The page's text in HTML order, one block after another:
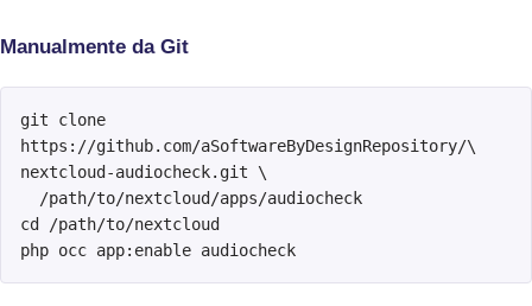
Manualmente da Git
git clone
https://github.com/aSoftwareByDesignRepository/\
nextcloud-audiocheck.git \
cd /path/to/nextcloud
php occ app:enable audiocheck